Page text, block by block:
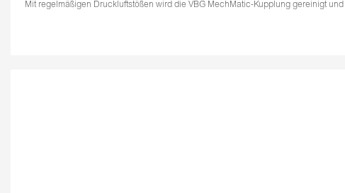
Mit regelmäßigen Druckluftstößen wird die VBG MechMatic-Kupplung gereinigt